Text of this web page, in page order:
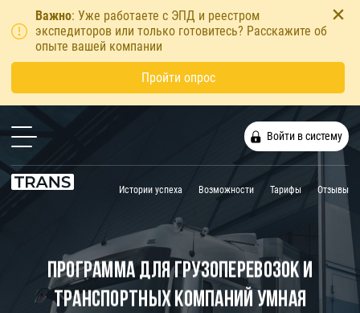
Важно: Уже работаете с ЭПД и реестром
экспедиторов или только готовитесь? Расскажите об
опыте вашей компании
Пройти опрос
Войти в систему
Истории успеха Возможности Тарифы Отзывы
Программа для грузоперевозок и
транспортных компаний Умная